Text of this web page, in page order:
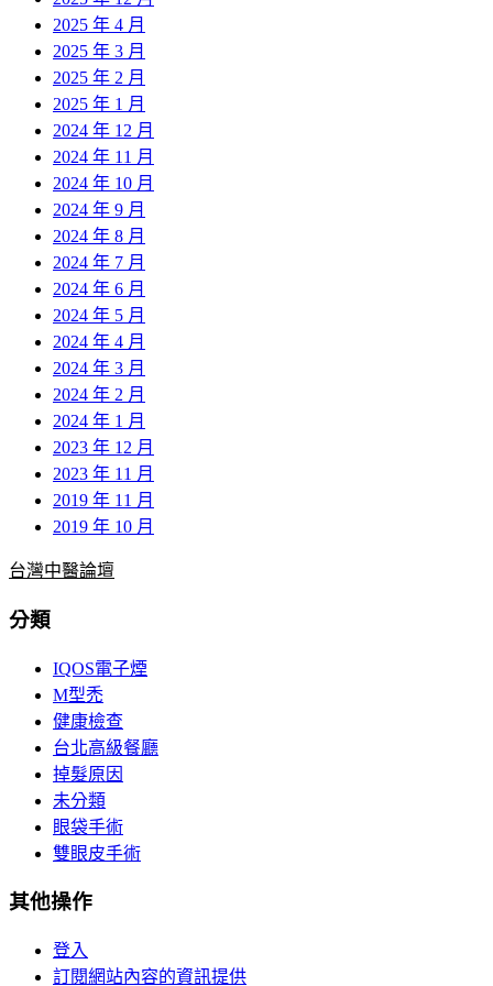
2025 年 4 月
2025 年 3 月
2025 年 2 月
2025 年 1 月
2024 年 12 月
2024 年 11 月
2024 年 10 月
2024 年 9 月
2024 年 8 月
2024 年 7 月
2024 年 6 月
2024 年 5 月
2024 年 4 月
2024 年 3 月
2024 年 2 月
2024 年 1 月
2023 年 12 月
2023 年 11 月
2019 年 11 月
2019 年 10 月
台灣中醫論壇
分類
IQOS電子煙
M型禿
健康檢查
台北高級餐廳
掉髮原因
未分類
眼袋手術
雙眼皮手術
其他操作
登入
訂閱網站內容的資訊提供